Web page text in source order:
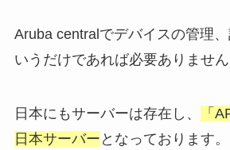
Aruba centralでデバイスの管理
いうだけであれば必要ありません
日本にもサーバーは存在し、
「
日本サーバー となっております。